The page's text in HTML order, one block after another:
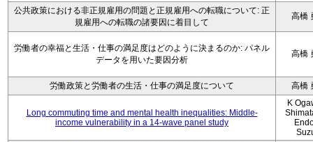
公共政策における非正規雇用の問題と正規雇用への転職について: 正
規雇用への転職の諸要因に着目して
高橋
労働者の幸福と生活・仕事の満足度はどのように決まるのか: パネル
データを用いた要因分析
高橋
労働政策と労働者の生活・仕事の満足度について 高橋
Long commuting time and mental health inequalities: Middle-
income vulnerability in a 14-wave panel study
K